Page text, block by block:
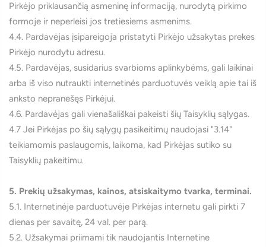
Pirkėjo priklausančią asmeninę informaciją, nurodytą pirkimo
formoje ir neperleisi jos tretiesiems asmenims.
4.4. Pardavėjas įsipareigoja pristatyti Pirkėjo užsakytas prekes
Pirkėjo nurodytu adresu.
4.5. Pardavėjas, susidarius svarbioms aplinkybėms, gali laikinai
arba iš viso nutraukti internetinės parduotuvės veiklą apie tai iš
anksto nepranešęs Pirkėjui.
4.6. Pardavėjas gali vienašališkai pakeisti šių Taisyklių sąlygas.
4.7 Jei Pirkėjas po šių sąlygų pasikeitimų naudojasi "3.14"
teikiamomis paslaugomis, laikoma, kad Pirkėjas sutiko su
Taisyklių pakeitimu.
5. Prekių užsakymas, kainos, atsiskaitymo tvarka, terminai.
5.1. Internetinėje parduotuvėje Pirkėjas internetu gali pirkti 7
dienas per savaitę, 24 val. per parą.
5.2. Užsakymai priimami tik naudojantis Internetine